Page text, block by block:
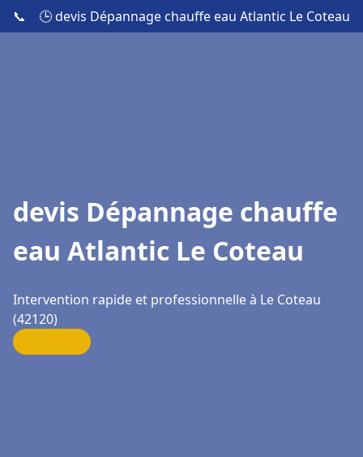
📞 🕒 devis Dépannage chauffe eau Atlantic Le Coteau
devis Dépannage chauffe
eau Atlantic Le Coteau
Intervention rapide et professionnelle à Le Coteau
(42120)